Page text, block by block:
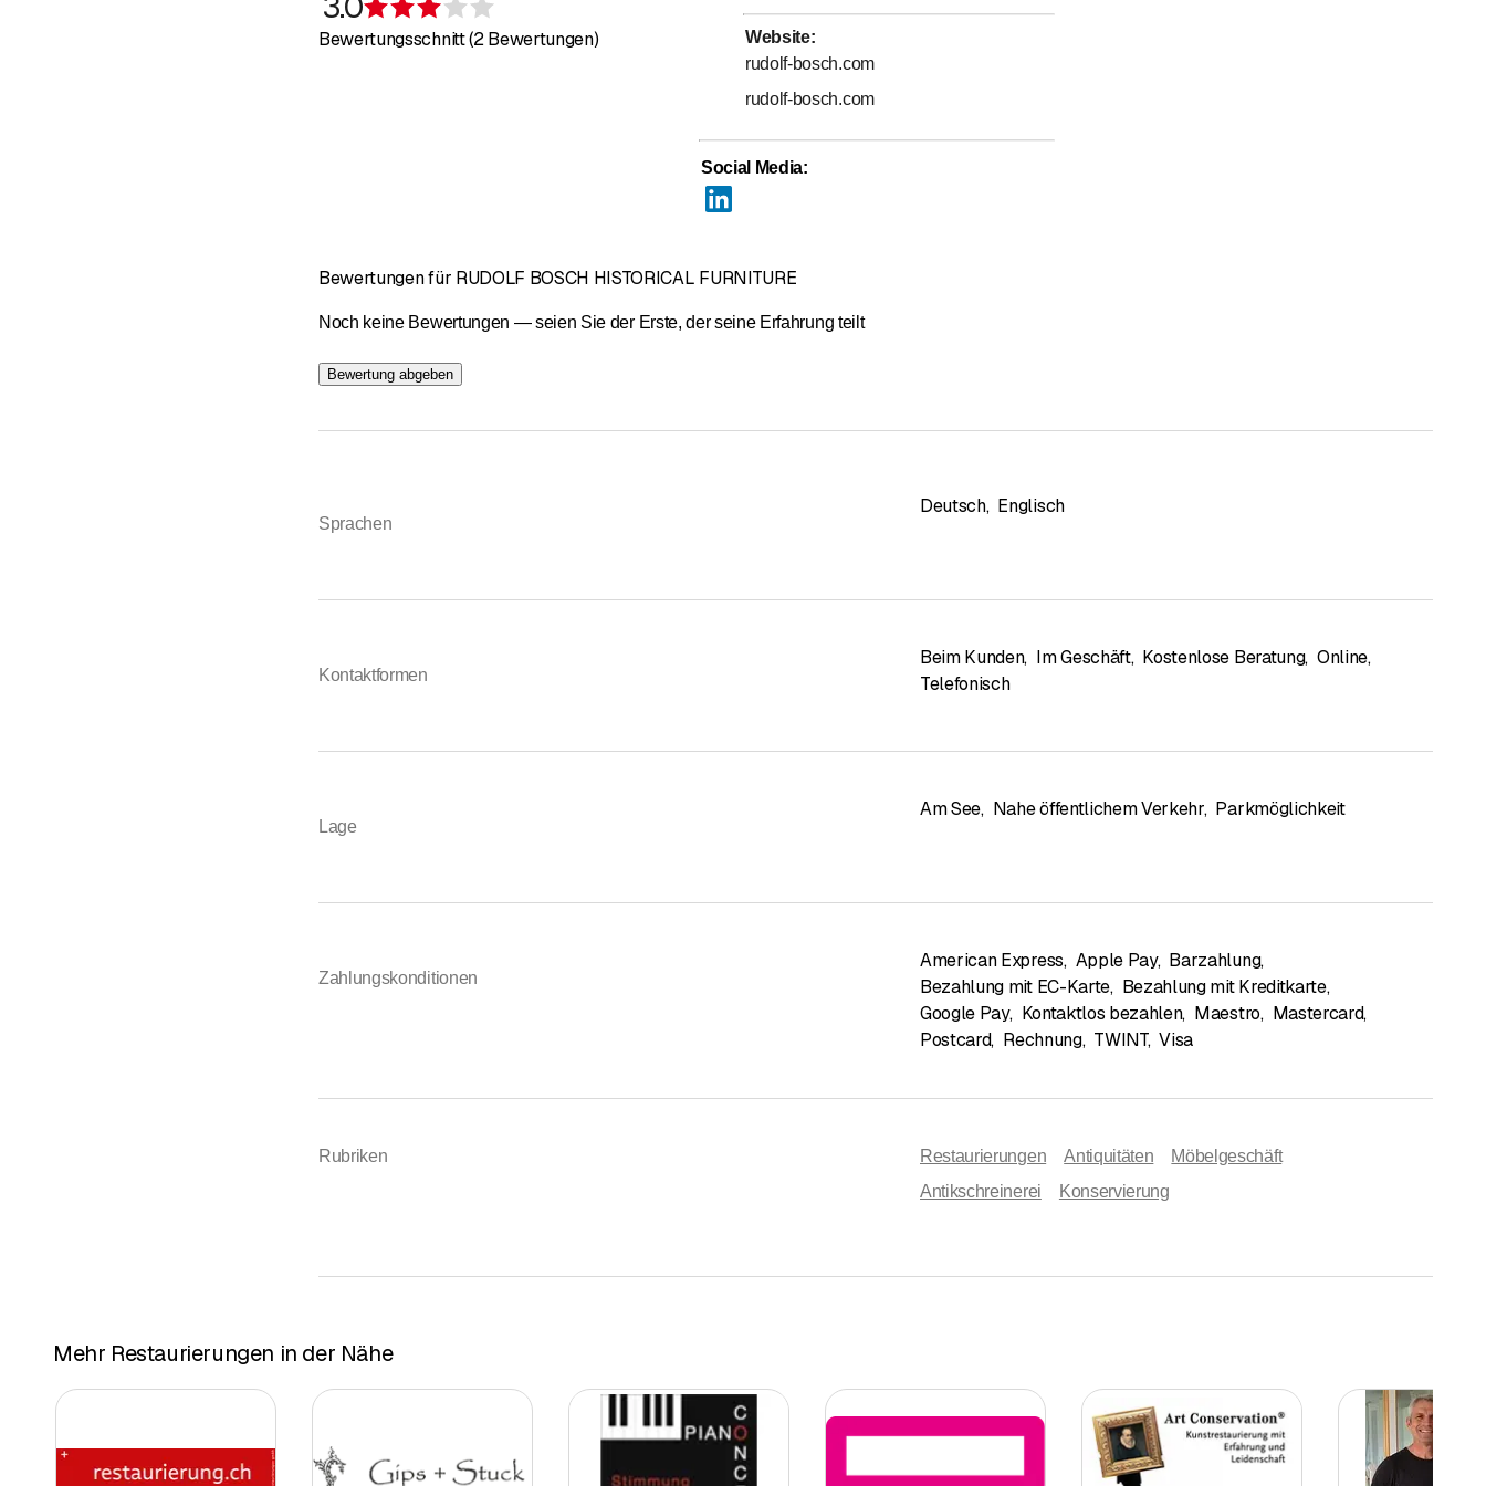
Bewertungsschnitt (2 Bewertungen) Website:
rudolf-bosch.com
rudolf-bosch.com
Social Media:
Bewertungen für RUDOLF BOSCH HISTORICAL FURNITURE
Noch keine Bewertungen — seien Sie der Erste, der seine Erfahrung teilt
Bewertung abgeben
Sprachen
Deutsch, Englisch
Kontaktformen
Beim Kunden, Im Geschäft, Kostenlose Beratung, Online,
Telefonisch
Lage
Am See, Nahe öffentlichem Verkehr, Parkmöglichkeit
Zahlungskonditionen
American Express, Apple Pay, Barzahlung,
Bezahlung mit EC-Karte, Bezahlung mit Kreditkarte,
Google Pay, Kontaktlos bezahlen, Maestro, Mastercard,
Postcard, Rechnung, TWINT, Visa
Rubriken Restaurierungen Antiquitäten
Möbelgeschäft
Antikschreinerei
Konservierung
Mehr Restaurierungen in der Nähe